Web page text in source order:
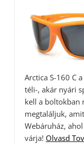
Arctica S-160 C
téli-, akár nyári
kell a boltokban
megtaláljuk,
Webáruház,
várja! Olvasd